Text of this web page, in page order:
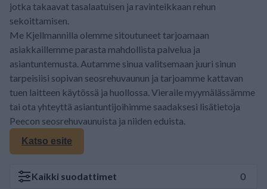
jotka takaavat tasalaatuisen ja ravinteikkaan rehun
sekoittamisen.
Me Kjellmannilla olemme sitoutuneet tarjoamaan
asiakkaillemme parasta mahdollista palvelua ja
asiantuntemusta. Autamme sinua valitsemaan juuri sinun
tarpeisiisi sopivan seosrehuvaunun ja tarjoamme kattavan
tuen laitteen käytössä ja huollossa. Vieraile myymälässämme
tai ota yhteyttä asiantuntijoihimme saadaksesi lisätietoja
Peecon seosrehuvaunuista ja niiden eduista.
Katso esite
Kaikki suodattimet 0